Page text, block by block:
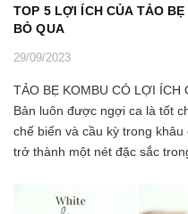
TOP 5 LỢI ÍCH CỦA TẢO
BỎ QUA
29/09/2023
TẢO BẸ KOMBU CÓ LỢI
Bản luôn được ngợi ca là tốt
chế biến và cầu kỳ trong
trở thành một nét đặc sắc